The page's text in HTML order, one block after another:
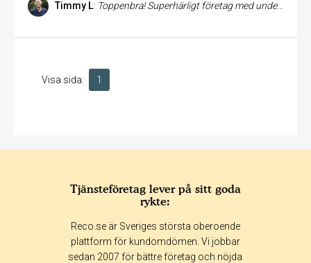
Timmy L: Toppenbra! Superhärligt företag med underbara medarbetare som alltid levererar.
Visa sida: 1
Tjänsteföretag lever på sitt goda
rykte:
Reco.se är Sveriges största oberoende
plattform för kundomdömen. Vi jobbar
sedan 2007 för bättre företag och nöjda